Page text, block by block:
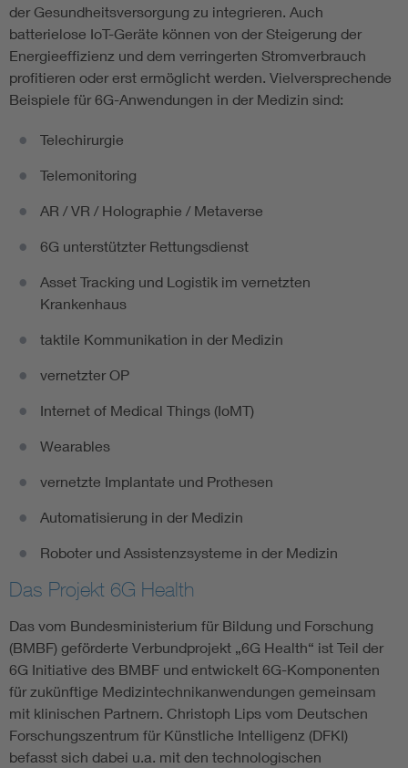
der Gesundheitsversorgung zu integrieren. Auch
batterielose IoT-Geräte können von der Steigerung der
Energieeffizienz und dem verringerten Stromverbrauch
profitieren oder erst ermöglicht werden. Vielversprechende
Beispiele für 6G-Anwendungen in der Medizin sind:
Telechirurgie
Telemonitoring
AR / VR / Holographie / Metaverse
6G unterstützter Rettungsdienst
Asset Tracking und Logistik im vernetzten
Krankenhaus
taktile Kommunikation in der Medizin
vernetzter OP
Internet of Medical Things (IoMT)
Wearables
vernetzte Implantate und Prothesen
Automatisierung in der Medizin
Roboter und Assistenzsysteme in der Medizin
Das Projekt 6G Health
Das vom Bundesministerium für Bildung und Forschung
(BMBF) geförderte Verbundprojekt „6G Health“ ist Teil der
6G Initiative des BMBF und entwickelt 6G-Komponenten
für zukünftige Medizintechnikanwendungen gemeinsam
mit klinischen Partnern. Christoph Lips vom Deutschen
Forschungszentrum für Künstliche Intelligenz (DFKI)
befasst sich dabei u.a. mit den technologischen